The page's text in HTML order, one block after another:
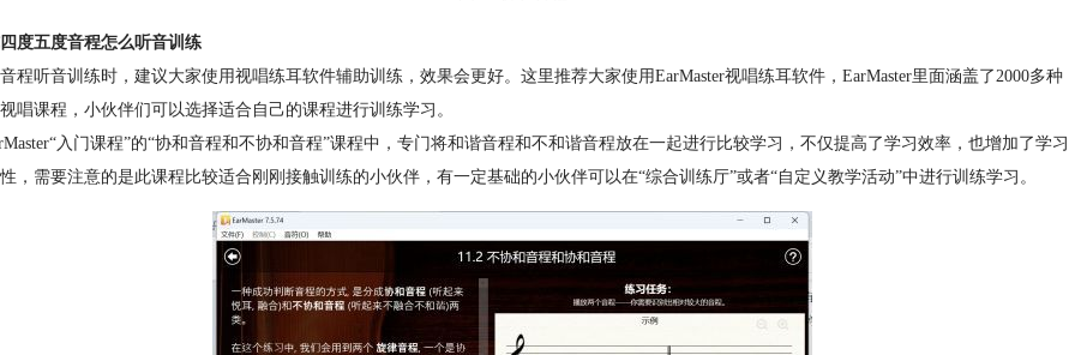
度五度音程怎么听音训练
程听音训练时，建议大家使用视唱练耳软件辅助训练，效果会更好。这里推荐大家使用EarMaster视唱练耳软件，EarMaster里面涵盖了2000多种
唱课程，小伙伴们可以选择适合自己的课程进行训练学习。
入门课程”的“协和音程和不协和音程”课程中，专门将和谐音程和不和谐音程放在一起进行比较学习，不仅提高了学习效率，也增加了学习
，需要注意的是此课程比较适合刚刚接触训练的小伙伴，有一定基础的小伙伴可以在“综合训练厅”或者“自定义教学活动”中进行训练学习。